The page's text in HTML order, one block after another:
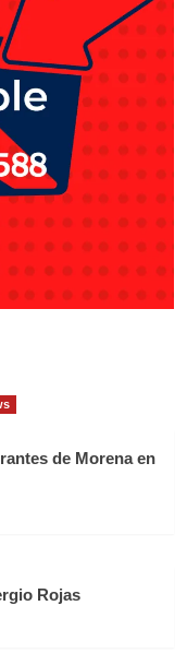
de Morena en
Rojas